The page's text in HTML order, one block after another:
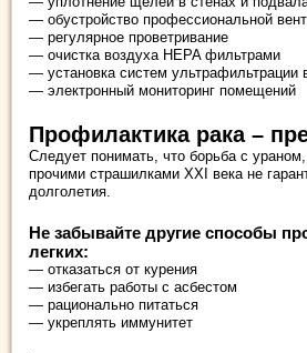
— обустройство профессиональной
— регулярное проветривание
— очистка воздуха HEPA фильтрами
— установка систем ультрафильтрации
— электронный мониторинг помещений
Профилактика рака –
Следует понимать, что борьба с
прочими страшилками XXI века не
долголетия.
Не забывайте другие способы
легких:
— отказаться от курения
— избегать работы с асбестом
— рационально питаться
— укреплять иммунитет